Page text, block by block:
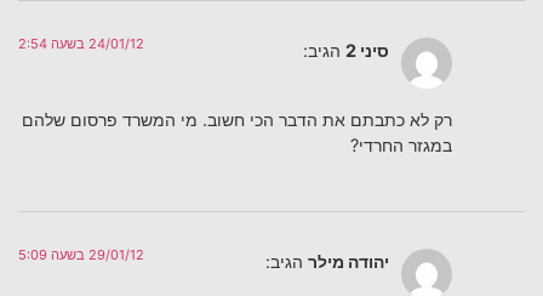
סיני 2 הגיב: 24/01/12 בשעה 2:54
רק לא כתבתם את הדבר הכי חשוב. מי המשרד פרסום שלהם
במגזר החרדי?
יהודה מילר הגיב: 29/01/12 בשעה 5:09